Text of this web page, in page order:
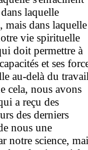
laquelle
mais dans laquelle
vie spirituelle
doit permettre à
et ses
au-delà du
cela, nous avons
a reçu des
des derniers
nous une
notre science,